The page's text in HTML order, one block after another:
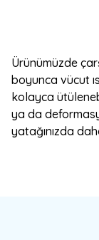
Ürünümüzde
boyunca vücut
kolayca
ya da
yatağınızda